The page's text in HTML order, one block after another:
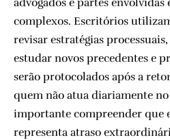
complexos. Escritórios
revisar estratégias
estudar novos precedentes e
serão protocolados após a
quem não atua diariamente
importante compreender que
representa atraso